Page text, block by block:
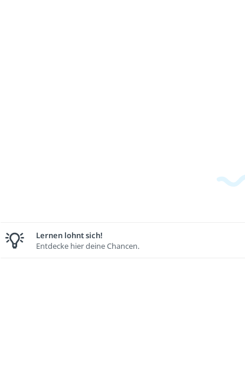
Lernen lohnt sich!
Entdecke hier deine Chancen.